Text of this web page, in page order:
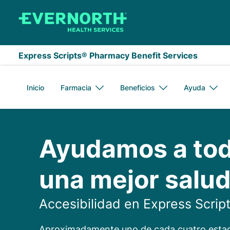
Express Scripts® Pharmacy Benefit Services
Inicio Farmacia Beneficios Ayuda
Accesibilidad en
Ayudamos a
una mejor
Accesibilidad en Express